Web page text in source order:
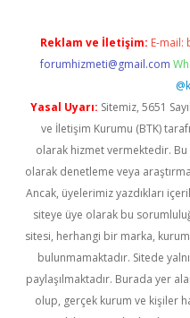
Reklam ve İletişim: E-mail:
forumhizmeti@gmail.com
Yasal Uyarı: Sitemiz, 5651
ve İletişim Kurumu (BTK)
olarak hizmet vermektedir.
olarak denetleme veya
Ancak, üyelerimiz yazdıkları
siteye üye olarak bu
sitesi, herhangi bir marka,
bulunmamaktadır. Sitede
paylaşılmaktadır. Burada yer
olup, gerçek kurum ve kişiler